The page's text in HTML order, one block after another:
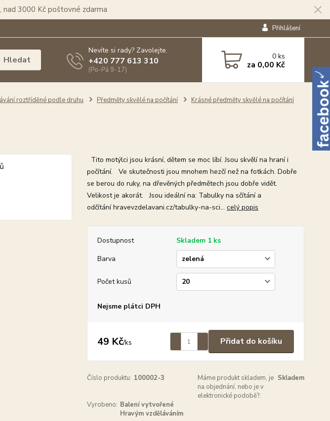
nad 3000 Kč poštovné zdarma
Přihlášení
Hledat
Nevíte si rady? Zavolejte.
+420 777 613 310
(Po-Pá 9-17)
0ks
za 0,00 Kč
roztříděné podle druhu Předměty skvělé na počítání
Krásné předměty skvělé na počítání
Tito motýlci jsou krásní, dětem se moc líbí. Jsou skvělí na hraní i
počítání. Ve skutečnosti jsou mnohem hezčí než na fotkách. Dobře
se berou do ruky, na dřevěných předmětech jsou dobře vidět.
Velikost je akorát. Jsou ideální na: Tabulky na sčítání a
odčítání hravevzdelavani.cz/tabulky-na-sci... celý popis
Dostupnost
Skladem 1 ks
Barva
Počet kusů
Nejsme plátci DPH
49 Kč/ks Přidat do košíku
Číslo produktu: 100002-3
Máme produkt skladem, je
na objednání, nebo je v
elektronické podobě?:
Skladem
Vyrobeno: Balení vytvořené
Hravým vzděláváním